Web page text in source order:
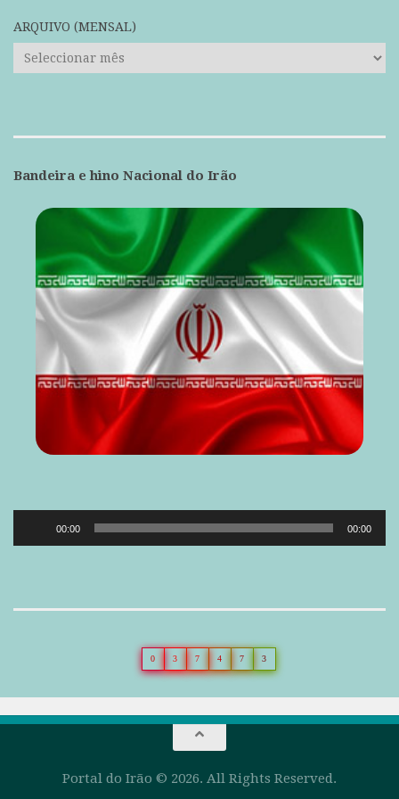
ARQUIVO (MENSAL)
ARQUIVO
(mensal)
Bandeira e hino Nacional do Irão
00:00 00:00
0 3 7 4 7 3
Portal do Irão © 2026. All Rights Reserved.